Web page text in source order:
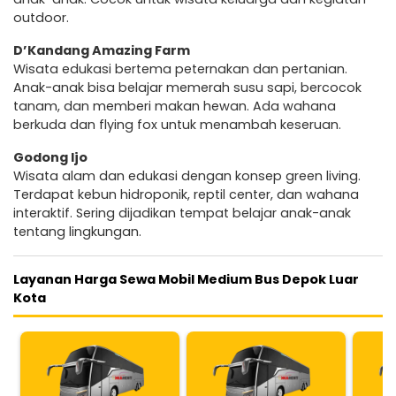
outdoor.
D’Kandang Amazing Farm
Wisata edukasi bertema peternakan dan pertanian.
Anak-anak bisa belajar memerah susu sapi, bercocok
tanam, dan memberi makan hewan. Ada wahana
berkuda dan flying fox untuk menambah keseruan.
Godong Ijo
Wisata alam dan edukasi dengan konsep green living.
Terdapat kebun hidroponik, reptil center, dan wahana
interaktif. Sering dijadikan tempat belajar anak-anak
tentang lingkungan.
Layanan Harga Sewa Mobil Medium Bus Depok Luar
Kota